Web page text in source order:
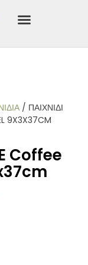
/ ΠΑΙΧΝΊΔΙ
9X3X37CM
Coffee